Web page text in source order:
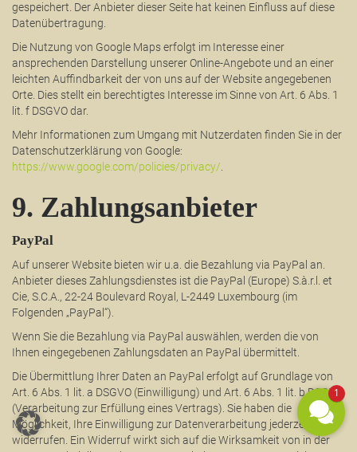
gespeichert. Der Anbieter dieser Seite hat keinen Einfluss auf diese
Datenübertragung.
Die Nutzung von Google Maps erfolgt im Interesse einer
ansprechenden Darstellung unserer Online-Angebote und an einer
leichten Auffindbarkeit der von uns auf der Website angegebenen
Orte. Dies stellt ein berechtigtes Interesse im Sinne von Art. 6 Abs. 1
lit. f DSGVO dar.
Mehr Informationen zum Umgang mit Nutzerdaten finden Sie in der
Datenschutzerklärung von Google:
https://www.google.com/policies/privacy/
9. Zahlungsanbieter
PayPal
Auf unserer Website bieten wir u.a. die Bezahlung via PayPal an.
Anbieter dieses Zahlungsdienstes ist die PayPal (Europe) S.à.r.l. et
Cie, S.C.A., 22-24 Boulevard Royal, L-2449 Luxembourg (im
Folgenden „PayPal“).
Wenn Sie die Bezahlung via PayPal auswählen, werden die von
Ihnen eingegebenen Zahlungsdaten an PayPal übermittelt.
Die Übermittlung Ihrer Daten an PayPal erfolgt auf Grundlage von
Art. 6 Abs. 1 lit. a DSGVO (Einwilligung) und Art. 6 Abs. 1 lit. b DSGVO
(Verarbeitung zur Erfüllung eines Vertrags). Sie haben die
Möglichkeit, Ihre Einwilligung zur Datenverarbeitung jederzeit zu
widerrufen. Ein Widerruf wirkt sich auf die Wirksamkeit von in der
1